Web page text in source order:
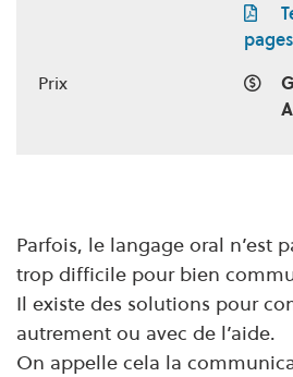
Prix
Parfois, le langage oral n’est
trop difficile pour bien
Il existe des solutions pour
autrement ou avec de l’aide.
On appelle cela la